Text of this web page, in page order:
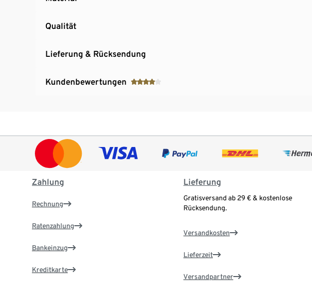
Qualität
Lieferung & Rücksendung
Kundenbewertungen
Zahlung
Rechnung
Ratenzahlung
Bankeinzug
Kreditkarte
Lieferung
Gratisversand ab 29 € & kostenlose
Rücksendung.
Versandkosten
Lieferzeit
Versandpartner